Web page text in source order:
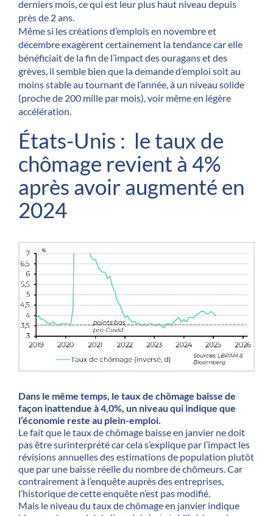
derniers mois, ce qui est leur plus haut niveau depuis
près de 2 ans.
Même si les créations d’emplois en novembre et
décembre exagèrent certainement la tendance car elle
bénéficiait de la fin de l’impact des ouragans et des
grèves, il semble bien que la demande d’emploi soit au
moins stable au tournant de l’année, à un niveau solide
(proche de 200 mille par mois), voir même en légère
accélération.
États-Unis : le taux de
chômage revient à 4%
après avoir augmenté en
2024
Dans le même temps, le taux de chômage baisse de
façon inattendue à 4,0%, un niveau qui indique que
l’économie reste au plein-emploi.
Le fait que le taux de chômage baisse en janvier ne doit
pas être surinterprété car cela s’explique par l’impact les
révisions annuelles des estimations de population plutôt
que par une baisse réelle du nombre de chômeurs. Car
contrairement à l’enquête auprès des entreprises,
l’historique de cette enquête n’est pas modifié.
Mais le niveau du taux de chômage en janvier indique